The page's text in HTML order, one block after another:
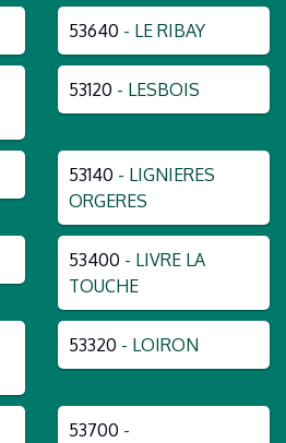
53640 - LE RIBAY
53120 - LESBOIS
53140 - LIGNIERES
ORGERES
53400 - LIVRE LA
TOUCHE
53320 - LOIRON
53700 -